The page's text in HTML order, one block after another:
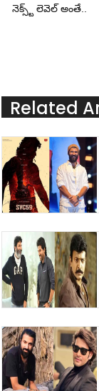
నెక్స్ట్ లెవెల్ అంతే..
Related